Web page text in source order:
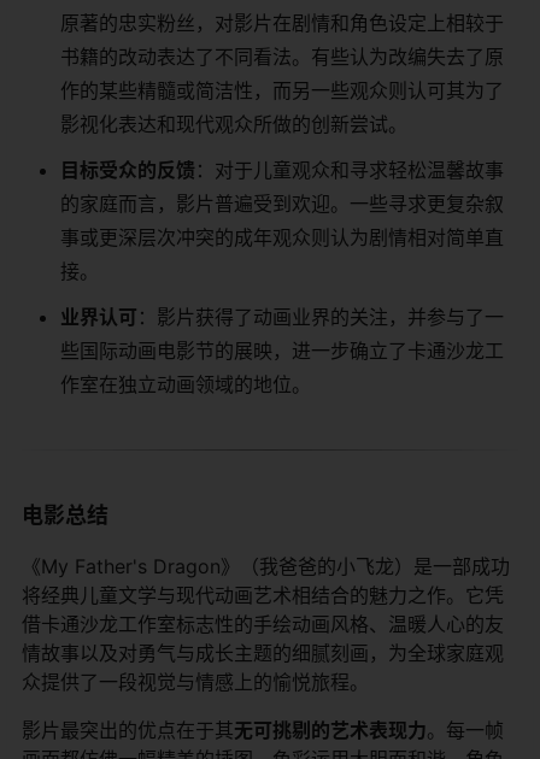
原著的忠实粉丝，对影片在剧情和角色设定上相较于
书籍的改动表达了不同看法。有些认为改编失去了原
作的某些精髓或简洁性，而另一些观众则认可其为了
影视化表达和现代观众所做的创新尝试。
​目标受众的反馈​ ​：对于儿童观众和寻求轻松温馨故事
的家庭而言，影片普遍受到欢迎。一些寻求更复杂叙
事或更深层次冲突的成年观众则认为剧情相对简单直
接。
​业界认可​ ​：影片获得了动画业界的关注，并参与了一
些国际动画电影节的展映，进一步确立了卡通沙龙工
作室在独立动画领域的地位。
电影总结
《My Father's Dragon》（我爸爸的小飞龙）是一部成功
将经典儿童文学与现代动画艺术相结合的魅力之作。它凭
借卡通沙龙工作室标志性的手绘动画风格、温暖人心的友
情故事以及对勇气与成长主题的细腻刻画，为全球家庭观
众提供了一段视觉与情感上的愉悦旅程。
影片最突出的优点在于其​​无可挑剔的艺术表现力​​。每一帧